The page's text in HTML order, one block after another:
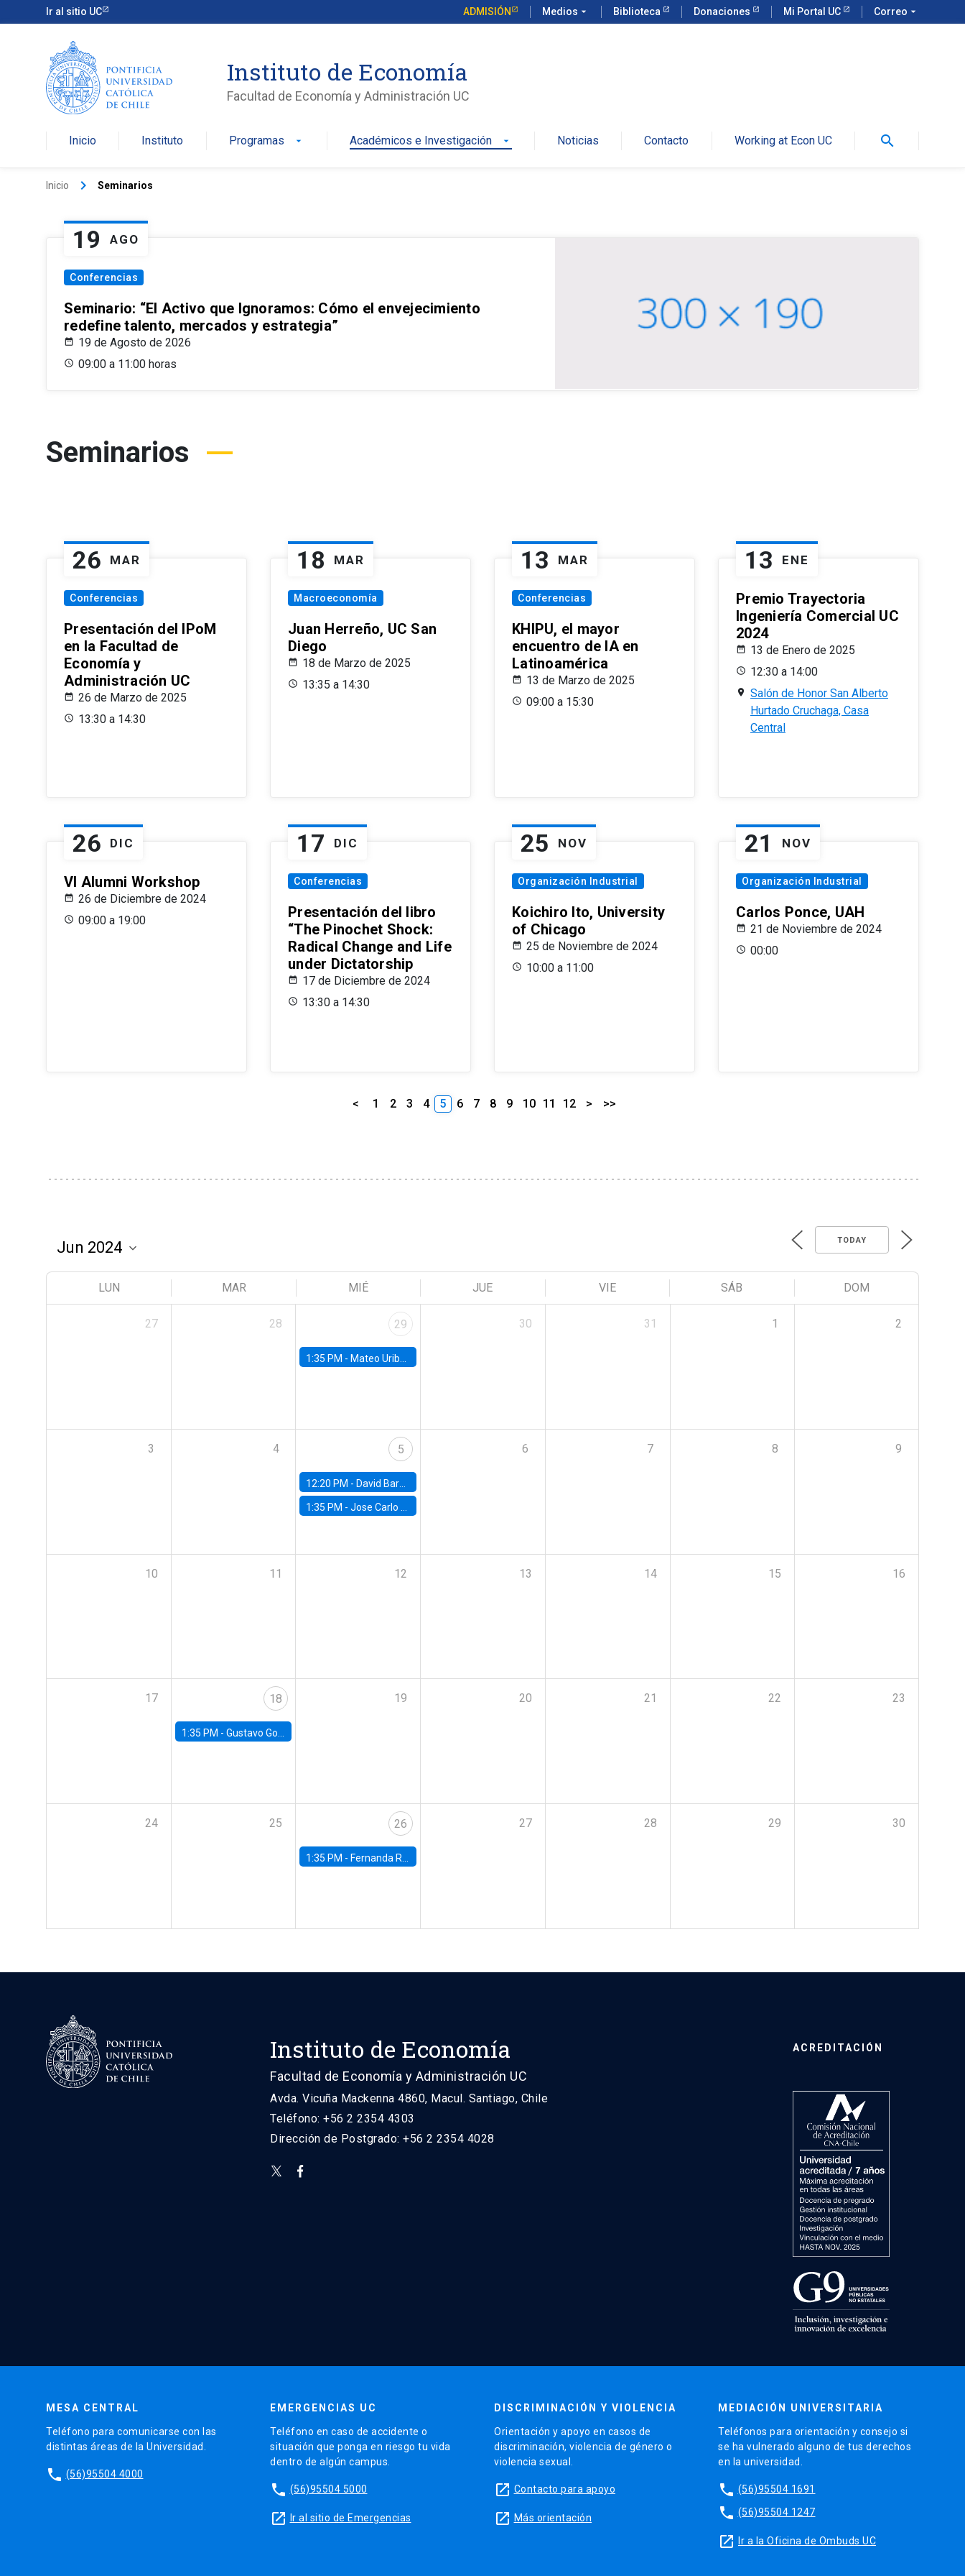
Ir al sitio UC ADMISIÓN Medios arrow_drop_down Biblioteca Donaciones Mi Portal UC Correo arrow_drop_down
Instituto de Economía
Facultad de Economía y Administración UC
Inicio Instituto Programas arrow_drop_down Académicos e Investigación arrow_drop_down Noticias Contacto Working at Econ UC search
Inicio keyboard_arrow_right Seminarios
19 AGO
Conferencias
Seminario: “El Activo que Ignoramos: Cómo el envejecimiento
redefine talento, mercados y estrategia”
19 de Agosto de 2026
09:00 a 11:00 horas
Seminarios
26 MAR
Conferencias
Presentación del IPoM
en la Facultad de
Economía y
Administración UC
26 de Marzo de 2025
13:30 a 14:30
18 MAR
Macroeconomía
Juan Herreño, UC San
Diego
18 de Marzo de 2025
13:35 a 14:30
13 MAR
Conferencias
KHIPU, el mayor
encuentro de IA en
Latinoamérica
13 de Marzo de 2025
09:00 a 15:30
13 ENE
Premio Trayectoria
Ingeniería Comercial UC
2024
13 de Enero de 2025
12:30 a 14:00
Salón de Honor San Alberto
Hurtado Cruchaga, Casa
Central
26 DIC
VI Alumni Workshop
26 de Diciembre de 2024
09:00 a 19:00
17 DIC
Conferencias
Presentación del libro
“The Pinochet Shock:
Radical Change and Life
under Dictatorship
17 de Diciembre de 2024
13:30 a 14:30
25 NOV
Organización Industrial
Koichiro Ito, University
of Chicago
25 de Noviembre de 2024
10:00 a 11:00
21 NOV
Organización Industrial
Carlos Ponce, UAH
21 de Noviembre de 2024
00:00
< 1 2 3 4 5 6 7 8 9 10 11 12 > >>
TODAY
LUN MAR MIÉ JUE VIE SÁB DOM
27 28 29
1:35 PM - Mateo Uribe-Castro, Universidad de los Andes (Colombia)
30 31 1 2
3 4 5
12:20 PM - David Bardey, Universidad de los Andes - CEDE
1:35 PM -Jose Carlo Bermudez, UC (ME) & World Bank
6 7 8 9
10 11 12 13 14 15 16
17 18
1:35 PM - Gustavo González, Banco Central de Chile
19 20 21 22 23
24 25 26
1:35 PM - Fernanda Rojas Ampuero, University of Wisconsin-Madison
27 28 29 30
Instituto de Economía
Facultad de Economía y Administración UC
Avda. Vicuña Mackenna 4860, Macul. Santiago, Chile
Teléfono: +56 2 2354 4303
Dirección de Postgrado: +56 2 2354 4028
ACREDITACIÓN
MESA CENTRAL
Teléfono para comunicarse con las
distintas áreas de la Universidad.
phone (56)95504 4000
EMERGENCIAS UC
Teléfono en caso de accidente o
situación que ponga en riesgo tu vida
dentro de algún campus.
phone (56)95504 5000
launch Ir al sitio de Emergencias
DISCRIMINACIÓN Y VIOLENCIA
Orientación y apoyo en casos de
discriminación, violencia de género o
violencia sexual.
launch Contacto para apoyo
launch Más orientación
MEDIACIÓN UNIVERSITARIA
Teléfonos para orientación y consejo si
se ha vulnerado alguno de tus derechos
en la universidad.
phone (56)95504 1691
phone (56)95504 1247
launch Ir a la Oficina de Ombuds UC